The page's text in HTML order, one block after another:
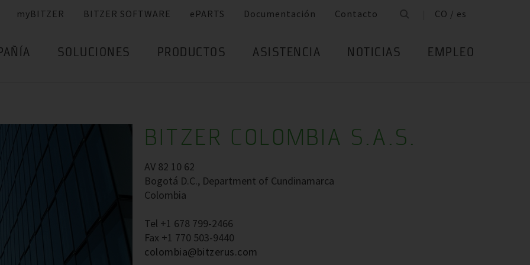
myBITZER BITZER SOFTWARE ePARTS Documentación Contacto CO / es
SOLUCIONES PRODUCTOS ASISTENCIA NOTICIAS EMPLEO
BITZER COLOMBIA S.A.S.
AV 82 10 62
Bogotá D.C., Department of Cundinamarca
Colombia
Tel +1 678 799-2466
Fax +1 770 503-9440
colombia@bitzerus.com